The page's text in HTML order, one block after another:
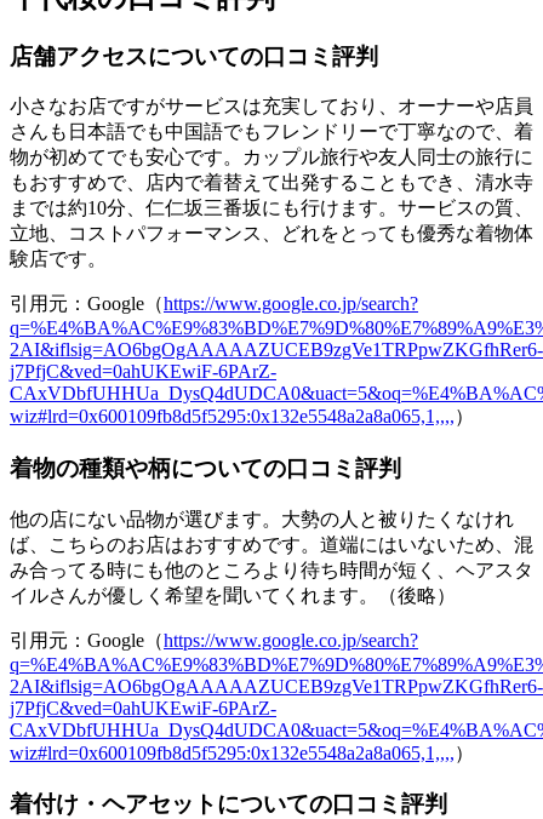
店舗アクセスについての口コミ評判
小さなお店ですがサービスは充実しており、オーナーや店員
さんも日本語でも中国語でもフレンドリーで丁寧なので、着
物が初めてでも安心です。カップル旅行や友人同士の旅行に
もおすすめで、店内で着替えて出発することもでき、清水寺
までは約10分、仁仁坂三番坂にも行けます。サービスの質、
立地、コストパフォーマンス、どれをとっても優秀な着物体
験店です。
引用元：Google（https://www.google.co.jp/search?
2AI&iflsig=AO6bgOgAAAAAZUCEB9zgVe1TRPpwZKGfhRer6-
j7PfjC&ved=0ahUKEwiF-6PArZ-
wiz#lrd=0x600109fb8d5f5295:0x132e5548a2a8a065,1,,,,）
着物の種類や柄についての口コミ評判
他の店にない品物が選びます。大勢の人と被りたくなけれ
ば、こちらのお店はおすすめです。道端にはいないため、混
み合ってる時にも他のところより待ち時間が短く、ヘアスタ
イルさんが優しく希望を聞いてくれます。（後略）
引用元：Google（https://www.google.co.jp/search?
2AI&iflsig=AO6bgOgAAAAAZUCEB9zgVe1TRPpwZKGfhRer6-
j7PfjC&ved=0ahUKEwiF-6PArZ-
wiz#lrd=0x600109fb8d5f5295:0x132e5548a2a8a065,1,,,,）
着付け・ヘアセットについての口コミ評判